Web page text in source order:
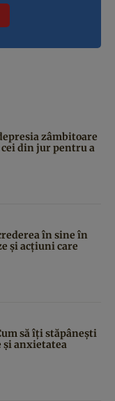
zâmbitoare
cei din jur pentru a
în sine în
și acțiuni care
să îți stăpânești
anxietatea